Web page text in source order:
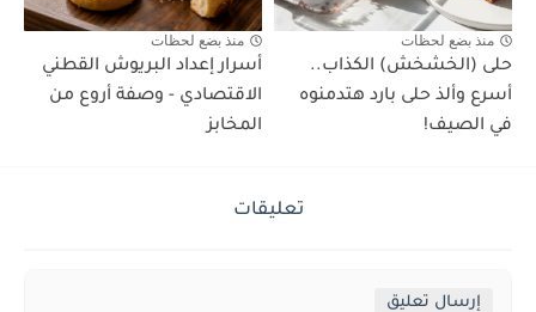
منذ بضع لحظات
حلى (الخشخش) الكذاب..
أسرع وألذ حلى بارد هتدمنوه
في الصيف!
منذ بضع لحظات
أسرار إعداد البريوش القطني
الاقتصادي - وصفة أروع من
المخابز
تعليقات
إرسال تعليق